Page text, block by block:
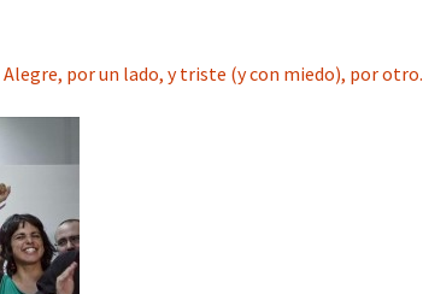
Alegre, por un lado, y triste (y con miedo), por otro.